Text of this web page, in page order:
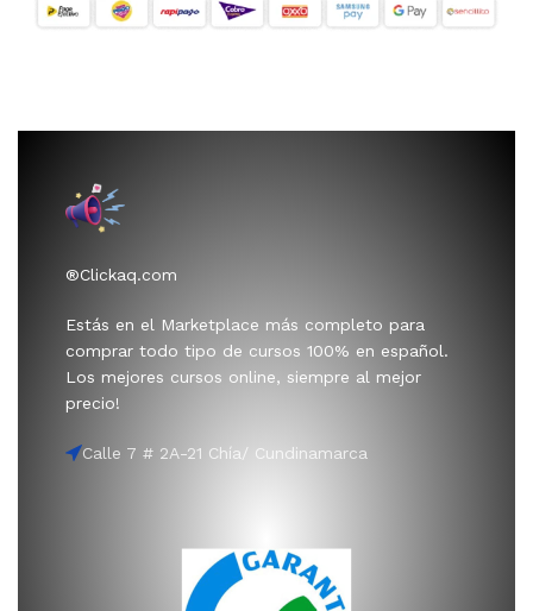
®Clickaq.com
Estás en el Marketplace más completo para
comprar todo tipo de cursos 100% en español.
Los mejores cursos online, siempre al mejor
precio!
Calle 7 # 2A-21 Chía/ Cundinamarca